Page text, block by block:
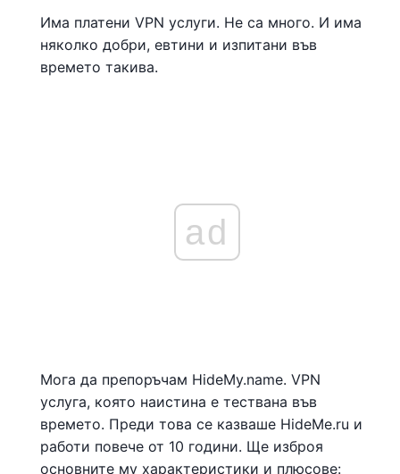
Има платени VPN услуги. Не са много. И има
няколко добри, евтини и изпитани във
времето такива.
ad
Мога да препоръчам HideMy.name. VPN
услуга, която наистина е тествана във
времето. Преди това се казваше HideMe.ru и
работи повече от 10 години. Ще изброя
основните му характеристики и плюсове: